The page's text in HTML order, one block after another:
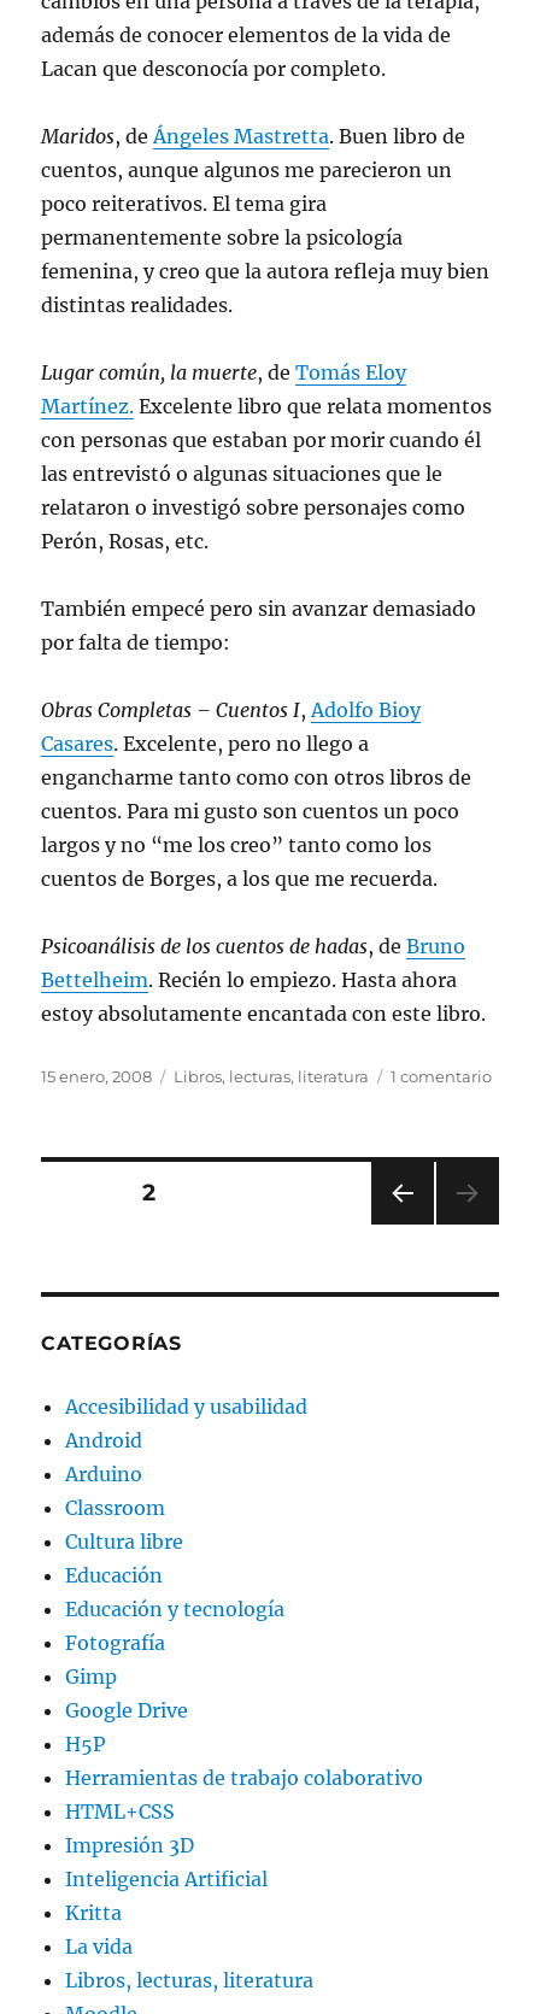
además de conocer elementos de la vida de
Lacan que desconocía por completo.
Maridos, deÁngeles Mastretta. Buen libro de
cuentos, aunque algunos me parecieron un
poco reiterativos. El tema gira
permanentemente sobre la psicología
femenina, y creo que la autora refleja muy bien
distintas realidades.
Lugar común, la muerte, deTomás Eloy
Martínez. Excelente libro que relata momentos
con personas que estaban por morir cuando él
las entrevistó o algunas situaciones que le
relataron o investigó sobre personajes como
Perón, Rosas, etc.
También empecé pero sin avanzar demasiado
por falta de tiempo:
Obras Completas – Cuentos I,Adolfo Bioy
Casares. Excelente, pero no llego a
engancharme tanto como con otros libros de
cuentos. Para mi gusto son cuentos un poco
largos y no “me los creo” tanto como los
cuentos de Borges, a los que me recuerda.
Psicoanálisis de los cuentos de hadas, deBruno
Bettelheim. Recién lo empiezo. Hasta ahora
estoy absolutamente encantada con este libro.
Publicado
15 enero, 2008 Categorías
Libros, lecturas, literatura 1 comentarioen
Paginación
entradas
ERIO
PÁGINA2
CATEGORÍAS
Accesibilidad y usabilidad
Android
Arduino
Classroom
Cultura libre
Educación
Educación y tecnología
Fotografía
Gimp
Google Drive
H5P
Herramientas de trabajo colaborativo
HTML+CSS
Impresión 3D
Inteligencia Artificial
Kritta
La vida
Libros, lecturas, literatura